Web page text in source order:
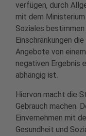
verfügen, durch
mit dem
Soziales
Einschränkungen
Angebote von
negativen Ergebnis
abhängig ist.
Hiervon macht die
Gebrauch machen.
Einvernehmen mit
Gesundheit und